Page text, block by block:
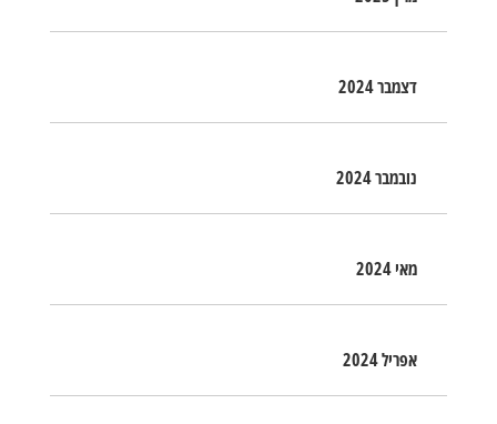
דצמבר 2024
נובמבר 2024
מאי 2024
אפריל 2024